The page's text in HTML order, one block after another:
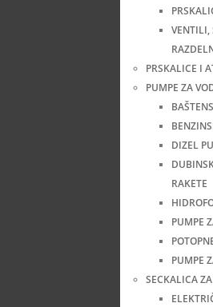
VENTILI,
PRSKALICE I
PUMPE ZA
DIZEL
RAKETE
PUMPE
PUMPE
SECKALICA